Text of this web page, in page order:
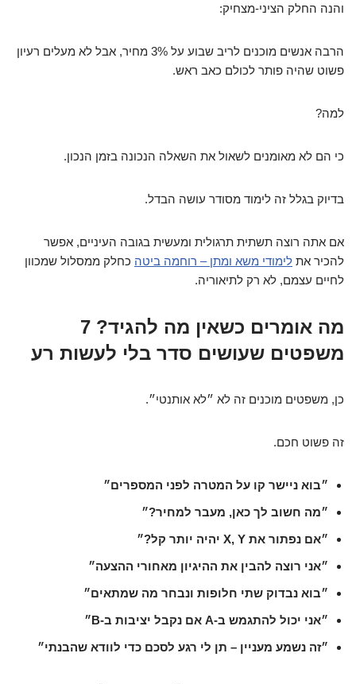
והנה החלק הציני-מצחיק:
הרבה אנשים מוכנים לריב שבוע על 3% מחיר, אבל לא מעלים רעיון
פשוט שהיה פותר לכולם כאב ראש.
למה?
כי הם לא מאומנים לשאול את השאלה הנכונה בזמן הנכון.
בדיוק בגלל זה לימוד מסודר עושה הבדל.
אם אתה רוצה תשתית תרגולית ומעשית בגובה העיניים, אפשר
להכיר את לימודי משא ומתן – רוחמה ביטה כחלק ממסלול שמכוון
לחיים עצמם, לא רק לתיאוריה.
מה אומרים כשאין מה להגיד? 7
משפטים שעושים סדר בלי לעשות רע
כן, משפטים מוכנים זה לא ״לא אותנטי״.
זה פשוט חכם.
״בוא ניישר קו על המטרה לפני המספרים״
״מה חשוב לך כאן, מעבר למחיר?״
״אם נפתור את X, Y יהיה יותר קל?״
״אני רוצה להבין את ההיגיון מאחורי ההצעה״
״בוא נבדוק שתי חלופות ונבחר מה שמתאים״
״אני יכול להתגמש ב-A אם נקבל יציבות ב-B״
״זה נשמע מעניין – תן לי רגע לסכם כדי לוודא שהבנתי״